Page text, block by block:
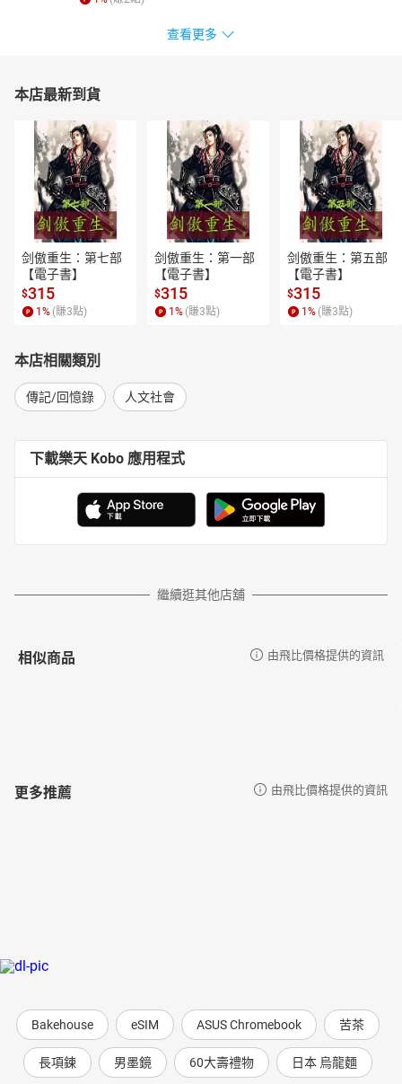
查看更多
本店最新到貨
剑傲重生：第七部
【電子書】
$315
1 % (賺3點)
剑傲重生：第一部
【電子書】
$315
1 % (賺3點)
剑傲重生：第五部
【電子書】
$315
1 % (賺3點)
本店相關類別
傳記/回憶錄 人文社會
下載樂天 Kobo 應用程式
繼續逛其他店舖
相似商品 由飛比價格提供的資訊
更多推薦 由飛比價格提供的資訊
Bakehouse eSIM ASUS Chromebook 苦茶
長項鍊 男墨鏡 60大壽禮物 日本 烏龍麵